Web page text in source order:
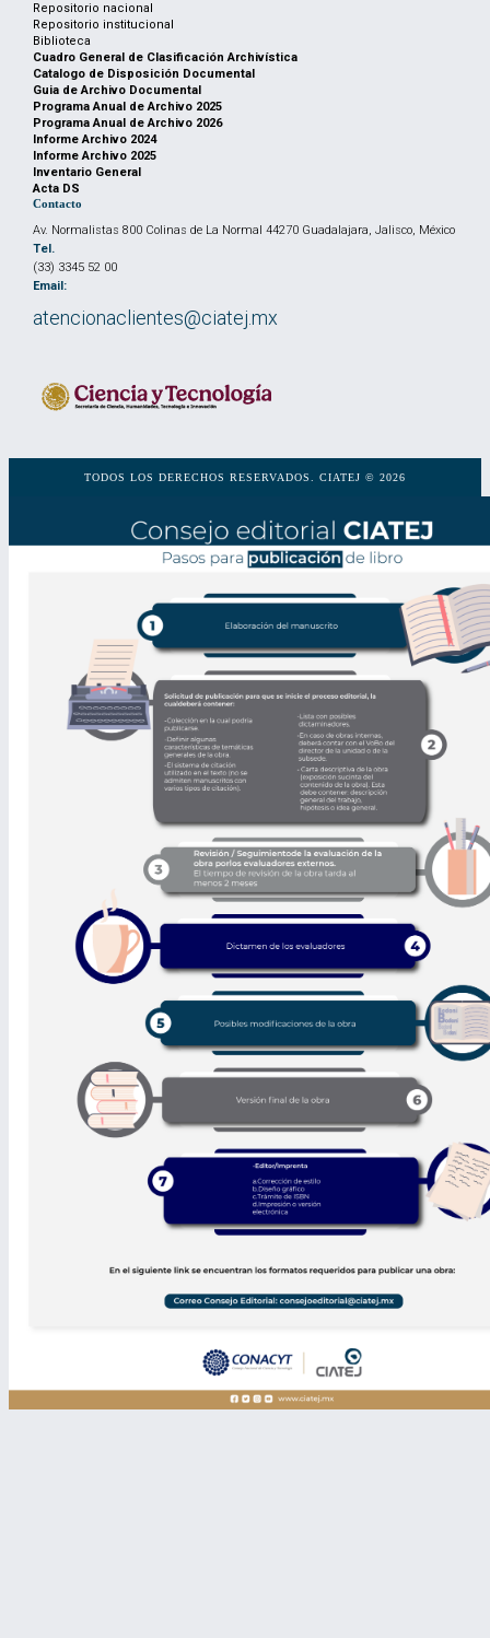
Repositorio nacional
Repositorio institucional
Biblioteca
Cuadro General de Clasificación Archivística
Catalogo de Disposición Documental
Guia de Archivo Documental
Programa Anual de Archivo 2025
Programa Anual de Archivo 2026
Informe Archivo 2024
Informe Archivo 2025
Inventario General
Acta DS
Contacto
Av. Normalistas 800 Colinas de La Normal 44270 Guadalajara, Jalisco, México
Tel.
(33) 3345 52 00
Email:
atencionaclientes@ciatej.mx
TODOS LOS DERECHOS RESERVADOS. CIATEJ © 2026